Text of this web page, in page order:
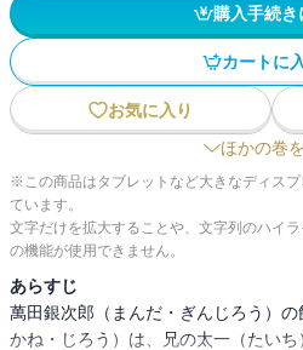
購入手続き
カートに
お気に入り
ほかの巻
※この商品はタブレットなど大きなディス
ています。
文字だけを拡大することや、文字列のハイ
の機能が使用できません。
あらすじ
萬田銀次郎（まんだ・ぎんじろう）
かね・じろう）は、兄の太一（たい